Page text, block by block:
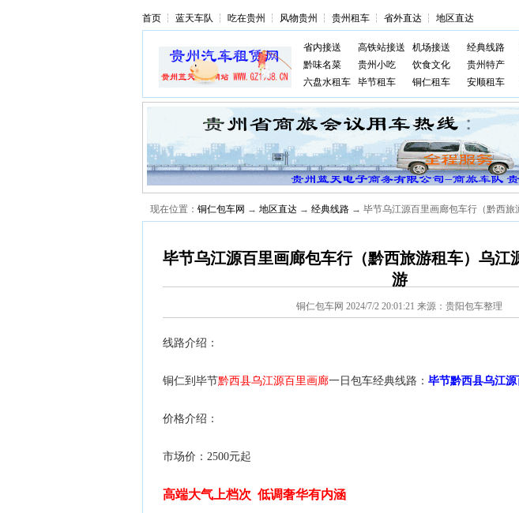
首页┆ 蓝天车队 ┆ 吃在贵州 ┆ 风物贵州 ┆ 贵州租车┆ 省外直达┆ 地区直达
省内接送 高铁站接送 机场接送 经典线路
黔味名菜
贵州小吃 饮食文化 贵州特产
六盘水租车
毕节租车 铜仁租车 安顺租车
现在位置： 铜仁包车网 → 地区直达→ 经典线路→ 毕节乌江源百里画廊包车行（黔西旅
毕节乌江源百里画廊包车行（黔西旅游租车）乌江
游
铜仁包车网 2024/7/2 20:01:21 来源：贵阳包车整理
线路介绍：
铜仁到毕节黔西县乌江源百里画廊一日包车经典线路： 毕节黔西县乌江
价格介绍：
市场价：2500元起
高端大气上档次 低调奢华有内涵